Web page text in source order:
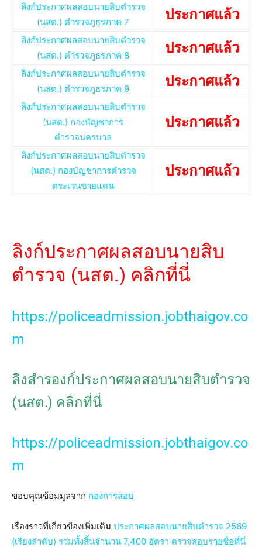
ลิงก์ประกาศผลสอบนายสิบตำรวจ
(นสต.) ตำรวจภูธรภาค 7
ประกาศแล้ว
ลิงก์ประกาศผลสอบนายสิบตำรวจ
(นสต.) ตำรวจภูธรภาค 8
ประกาศแล้ว
ลิงก์ประกาศผลสอบนายสิบตำรวจ
(นสต.) ตำรวจภูธรภาค 9
ประกาศแล้ว
ลิงก์ประกาศผลสอบนายสิบตำรวจ
(นสต.) กองบัญชาการ
ตำรวจนครบาล
ประกาศแล้ว
ลิงก์ประกาศผลสอบนายสิบตำรวจ
(นสต.) กองบัญชาการตำรวจ
ตระเวนชายแดน
ประกาศแล้ว
ลิงก์ประกาศผลสอบนายสิบ
ตำรวจ (นสต.) คลิกที่นี่
https://policeadmission.jobthaigov.co
m
ลิงสำรองก์ประกาศผลสอบนายสิบตำรวจ
(นสต.) คลิกที่นี่
https://policeadmission.jobthaigov.co
m
ขอบคุณข้อมมูลจาก กองการสอบ
เรื่องราวที่เกี่ยวข้องเพิ่มเติม ประกาศผลสอบนายสิบตํารวจ 2569
(เรียงลำดับ) รวมทั้งสิ้นจำนวน 7,400 อัตรา ตรวจสอบรายชื่อที่นี่